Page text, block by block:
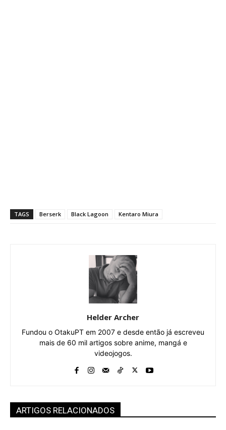
TAGS Berserk Black Lagoon Kentaro Miura
Helder Archer
Fundou o OtakuPT em 2007 e desde então já escreveu
mais de 60 mil artigos sobre anime, mangá e
videojogos.
ARTIGOS RELACIONADOS